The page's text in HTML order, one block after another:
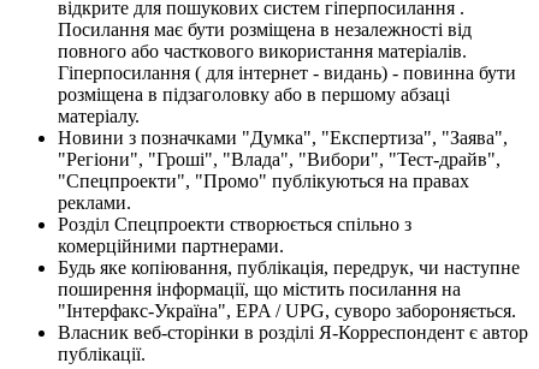
відкрите для пошукових систем гіперпосилання .
Посилання має бути розміщена в незалежності від
повного або часткового використання матеріалів.
Гіперпосилання ( для інтернет - видань) - повинна бути
розміщена в підзаголовку або в першому абзаці
матеріалу.
Новини з позначками "Думка", "Експертиза", "Заява",
"Регіони", "Гроші", "Влада", "Вибори", "Тест-драйв",
"Спецпроекти", "Промо" публікуються на правах
реклами.
Розділ Спецпроекти створюється спільно з
комерційними партнерами.
Будь яке копіювання, публікація, передрук, чи наступне
поширення інформації, що містить посилання на
"Інтерфакс-Україна", EPA / UPG, суворо забороняється.
Власник веб-сторінки в розділі Я-Корреспондент є автор
публікації.